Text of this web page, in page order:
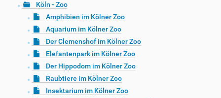
Köln - Zoo
Amphibien im Kölner Zoo
Aquarium im Kölner Zoo
Der Clemenshof im Kölner Zoo
Elefantenpark im Kölner Zoo
Der Hippodom im Kölner Zoo
Raubtiere im Kölner Zoo
Insektarium im Kölner Zoo